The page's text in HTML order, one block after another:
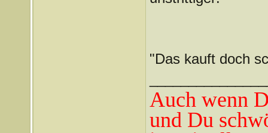
"Das kauft doch
Auch wenn
und Du